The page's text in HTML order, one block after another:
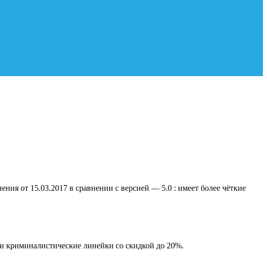
от 15.03.2017 в сравнении с версией — 5.0 : имеет более чёткие
линейки со скидкой до 20%.